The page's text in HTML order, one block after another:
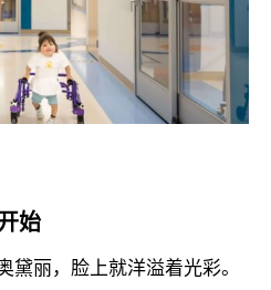
始
黛丽，脸上就洋溢着光彩。